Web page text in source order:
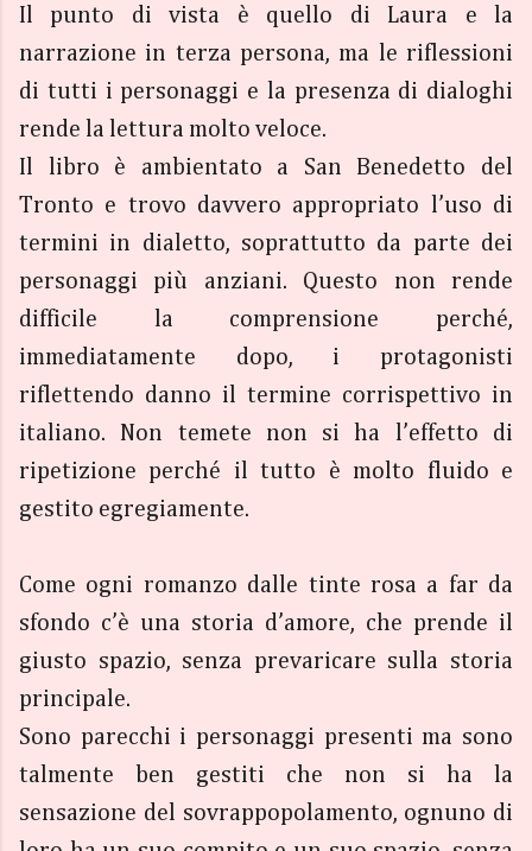
Il punto di vista è quello di Laura e la
narrazione in terza persona, ma le riflessioni
di tutti i personaggi e la presenza di dialoghi
rende la lettura molto veloce.
Il libro è ambientato a San Benedetto del
Tronto e trovo davvero appropriato l’uso di
termini in dialetto, soprattutto da parte dei
personaggi più anziani. Questo non rende
difficile la comprensione perché,
immediatamente dopo, i protagonisti
riflettendo danno il termine corrispettivo in
italiano. Non temete non si ha l’effetto di
ripetizione perché il tutto è molto fluido e
gestito egregiamente.
Come ogni romanzo dalle tinte rosa a far da
sfondo c’è una storia d’amore, che prende il
giusto spazio, senza prevaricare sulla storia
principale.
Sono parecchi i personaggi presenti ma sono
talmente ben gestiti che non si ha la
sensazione del sovrappopolamento, ognuno di